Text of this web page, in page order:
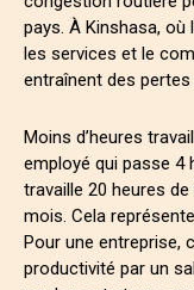
pays. À Kinshasa, où
les services et le
entraînent des
Moins d’heures
employé qui passe 4
travaille 20 heures
mois. Cela
Pour une entreprise,
productivité par un